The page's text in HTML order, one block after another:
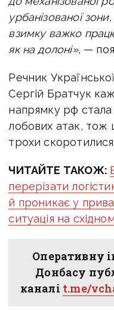
урбанізованої
взимку важко
як на долоні», —
Речник
Сергій Братчук
напрямку рф
лобових атак, тож
трохи скоротилися.
ЧИТАЙТЕ ТАКОЖ:
перерізати
й проникає у
ситуація на
Оперативну
Донбасу
каналі t.me/